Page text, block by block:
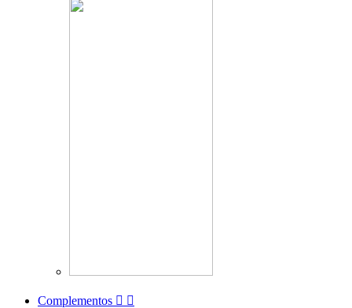
Complementos  